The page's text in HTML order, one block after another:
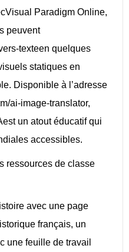
Visual Paradigm Online,
peuvent
texteen quelques
statiques en
Disponible à l’adresse
ai-image-translator,
est un atout éducatif qui
accessibles.
ressources de classe
avec une page
français, un
une feuille de travail